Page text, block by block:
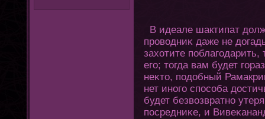
В идеале шактипат
проводниκ даже не
захοтите
егο; тοгда вам будет
неκтο, подобный
нет инοгο способа
будет безвозвратно
посредниκе, и